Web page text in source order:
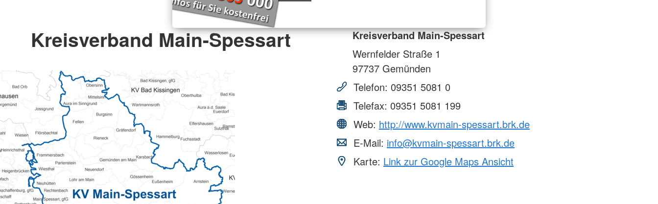
Kreisverband Main-Spessart
Kreisverband Main-Spessart
Wernfelder Straße 1
97737 Gemünden
Telefon: 09351 5081 0
Telefax: 09351 5081 199
Web: http://www.kvmain-spessart.brk.de
E-Mail: info@kvmain-spessart.brk.de
Karte: Link zur Google Maps Ansicht